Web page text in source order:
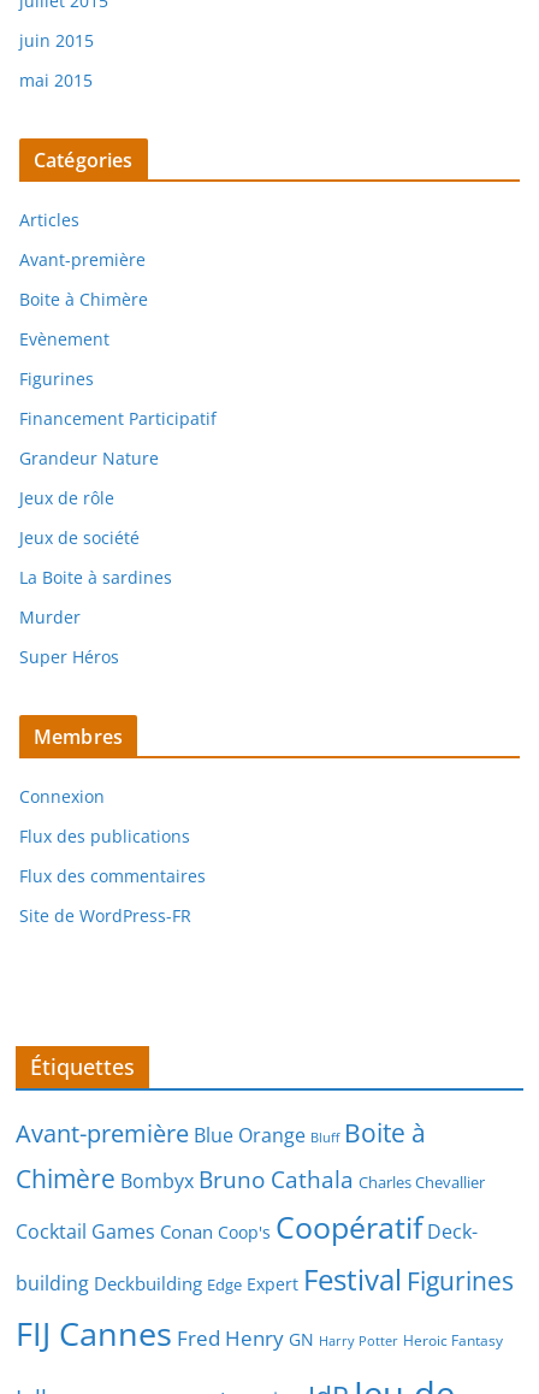
juin 2015
mai 2015
Catégories
Articles
Avant-première
Boite à Chimère
Evènement
Figurines
Financement Participatif
Grandeur Nature
Jeux de rôle
Jeux de société
La Boite à sardines
Murder
Super Héros
Membres
Connexion
Flux des publications
Flux des commentaires
Site de WordPress-FR
Étiquettes
Avant-première Blue Orange Bluff Boite à
Chimère Bombyx Bruno Cathala Charles Chevallier
Cocktail Games Conan Coop's Coopératif Deck-
building Deckbuilding Edge Expert Festival Figurines
FIJ Cannes Fred Henry GN Harry Potter Heroic Fantasy